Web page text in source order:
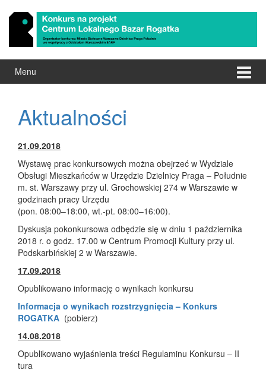
głównego
Menu
Aktualności
21.09.2018
Wystawę prac konkursowych można obejrzeć w Wydziale
Obsługi Mieszkańców w Urzędzie Dzielnicy Praga – Południe
m. st. Warszawy przy ul. Grochowskiej 274 w Warszawie w
godzinach pracy Urzędu
(pon. 08:00–18:00, wt.-pt. 08:00–16:00).
Dyskusja pokonkursowa odbędzie się w dniu 1 października
2018 r. o godz. 17.00 w Centrum Promocji Kultury przy ul.
Podskarbińskiej 2 w Warszawie.
17.09.2018
Opublikowano informację o wynikach konkursu
Informacja o wynikach rozstrzygnięcia – Konkurs
ROGATKA (pobierz)
14.08.2018
Opublikowano wyjaśnienia treści Regulaminu Konkursu – II
tura